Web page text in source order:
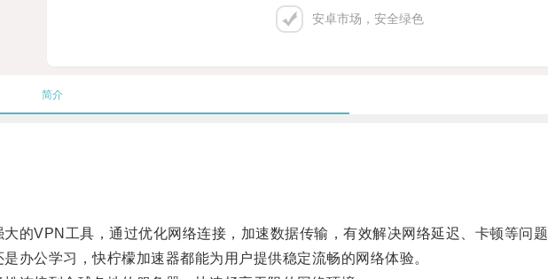
安卓市场，安全绿色
简介
VPN工具，通过优化网络连接，加速数据传输，有效解决网络延迟、卡顿等问题
公学习，快柠檬加速器都能为用户提供稳定流畅的网络体验。